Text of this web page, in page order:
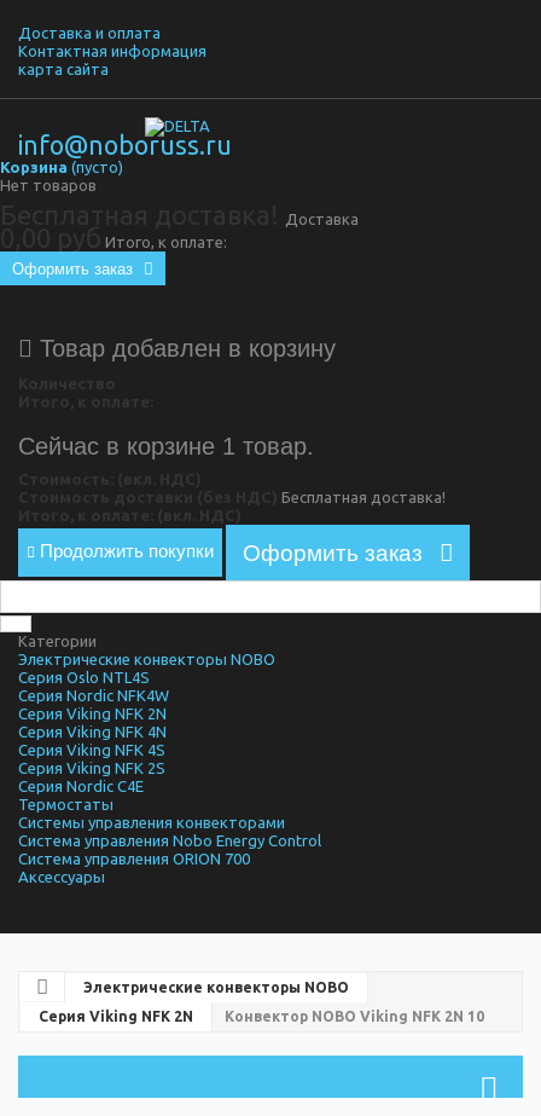
Доставка и оплата
Контактная информация
карта сайта
info@noboruss.ru
Корзина (пусто)
Нет товаров
Доставка
Итого, к оплате:
Оформить заказ
Товар добавлен в корзину
Сейчас в корзине 1 товар.
Бесплатная доставка!
Продолжить покупки Оформить заказ
Категории
Электрические конвекторы NOBO
Серия Oslo NTL4S
Серия Nordic NFK4W
Серия Viking NFK 2N
Серия Viking NFK 4N
Серия Viking NFK 4S
Серия Viking NFK 2S
Серия Nordic C4E
Термостаты
Системы управления конвекторами
Система управления Nobo Energy Control
Система управления ORION 700
Аксессуары
Электрические конвекторы NOBO
Серия Viking NFK 2N
Конвектор NOBO Viking NFK 2N 10